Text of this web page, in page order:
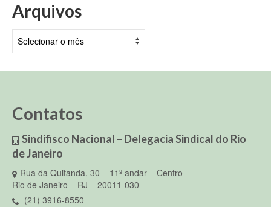
Arquivos
Contatos
Sindifisco Nacional – Delegacia Sindical do Rio
de Janeiro
Rua da Quitanda, 30 – 11º andar – Centro
Rio de Janeiro – RJ – 20011-030
(21) 3916-8550